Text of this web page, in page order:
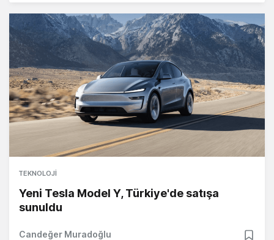
TEKNOLOJI
Yeni Tesla Model Y, Türkiye'de satışa
sunuldu
Candeğer Muradoğlu